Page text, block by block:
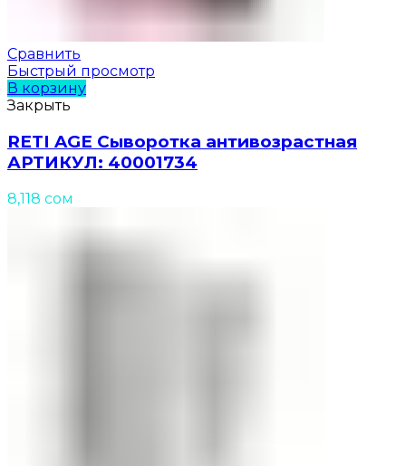
Сравнить
Быстрый просмотр
В корзину
Закрыть
RETI AGE Сыворотка антивозрастная
АРТИКУЛ: 40001734
8,118 сом